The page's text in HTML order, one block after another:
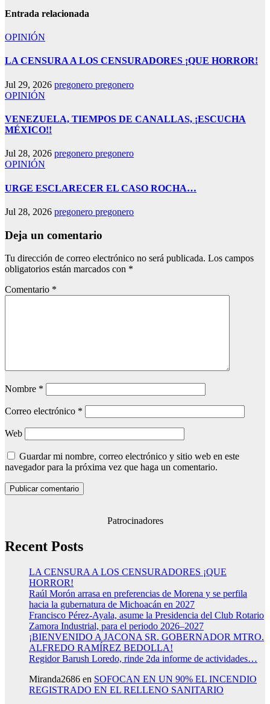
Entrada relacionada
OPINIÓN
LA CENSURA A LOS CENSURADORES ¡QUE HORROR!
Jul 29, 2026 pregonero pregonero
OPINIÓN
VENEZUELA, TIEMPOS DE CANALLAS, ¡ESCUCHA
MÉXICO!!
Jul 28, 2026 pregonero pregonero
OPINIÓN
URGE ESCLARECER EL CASO ROCHA…
Jul 28, 2026 pregonero pregonero
Deja un comentario
Tu dirección de correo electrónico no será publicada. Los campos
obligatorios están marcados con *
Comentario *
Nombre *
Correo electrónico *
Web
Guardar mi nombre, correo electrónico y sitio web en este
navegador para la próxima vez que haga un comentario.
Patrocinadores
Recent Posts
LA CENSURA A LOS CENSURADORES ¡QUE
HORROR!
Raúl Morón arrasa en preferencias de Morena y se perfila
hacia la gubernatura de Michoacán en 2027
Francisco Pérez-Ayala, asume la Presidencia del Club Rotario
Zamora Industrial, para el periodo 2026–2027
¡BIENVENIDO A JACONA SR. GOBERNADOR MTRO.
ALFREDO RAMÍREZ BEDOLLA!
Regidor Barush Loredo, rinde 2da informe de actividades…
Miranda2686 en SOFOCAN EN UN 90% EL INCENDIO
REGISTRADO EN EL RELLENO SANITARIO